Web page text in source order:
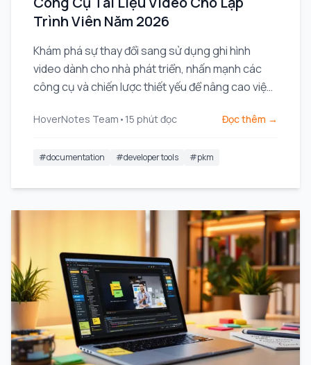
Trình Viên Năm 2026
Khám phá sự thay đổi sang sử dụng ghi hình
video dành cho nhà phát triển, nhấn mạnh các
công cụ và chiến lược thiết yếu để nâng cao việc
HoverNotes Team • 15 phút đọc Đọc thêm →
#documentation #developer tools #pkm